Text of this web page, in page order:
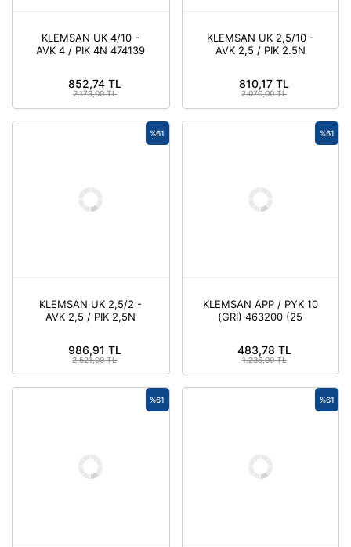
KLEMSAN UK 4/10 -
AVK 4 / PIK 4N 474139
852,74 TL
2.179,00 TL
KLEMSAN UK 2,5/10 -
AVK 2,5 / PIK 2.5N
810,17 TL
2.070,00 TL
KLEMSAN UK 2,5/2 -
AVK 2,5 / PIK 2,5N
%61
986,91 TL
2.521,00 TL
KLEMSAN APP / PYK 10
(GRI) 463200 (25
%61
483,78 TL
1.236,00 TL
%61 %61